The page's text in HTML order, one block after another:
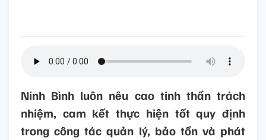
Ninh Bình luôn nêu cao tinh thần trách
nhiệm, cam kết thực hiện tốt quy định
trong công tác quản lý, bảo tồn và phát